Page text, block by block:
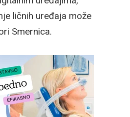
ličnih uređaja može
Smernica.